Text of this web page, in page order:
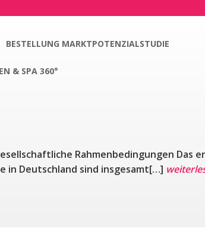
BESTELLUNG MARKTPOTENZIALSTUDIE
& SPA 360°
Rahmenbedingungen Das
in Deutschland sind insgesamt[…]